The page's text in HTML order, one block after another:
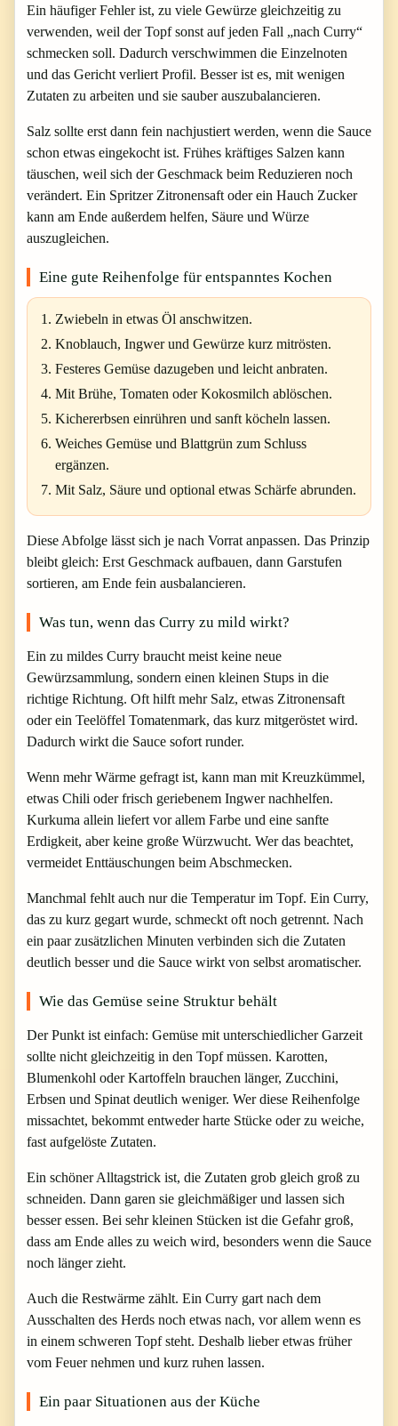
Ein häufiger Fehler ist, zu viele Gewürze gleichzeitig zu
verwenden, weil der Topf sonst auf jeden Fall „nach Curry“
schmecken soll. Dadurch verschwimmen die Einzelnoten
und das Gericht verliert Profil. Besser ist es, mit wenigen
Zutaten zu arbeiten und sie sauber auszubalancieren.
Salz sollte erst dann fein nachjustiert werden, wenn die Sauce
schon etwas eingekocht ist. Frühes kräftiges Salzen kann
täuschen, weil sich der Geschmack beim Reduzieren noch
verändert. Ein Spritzer Zitronensaft oder ein Hauch Zucker
kann am Ende außerdem helfen, Säure und Würze
auszugleichen.
Eine gute Reihenfolge für entspanntes Kochen
Zwiebeln in etwas Öl anschwitzen.
Knoblauch, Ingwer und Gewürze kurz mitrösten.
Festeres Gemüse dazugeben und leicht anbraten.
Mit Brühe, Tomaten oder Kokosmilch ablöschen.
Kichererbsen einrühren und sanft köcheln lassen.
Weiches Gemüse und Blattgrün zum Schluss
ergänzen.
Mit Salz, Säure und optional etwas Schärfe abrunden.
Diese Abfolge lässt sich je nach Vorrat anpassen. Das Prinzip
bleibt gleich: Erst Geschmack aufbauen, dann Garstufen
sortieren, am Ende fein ausbalancieren.
Was tun, wenn das Curry zu mild wirkt?
Ein zu mildes Curry braucht meist keine neue
Gewürzsammlung, sondern einen kleinen Stups in die
richtige Richtung. Oft hilft mehr Salz, etwas Zitronensaft
oder ein Teelöffel Tomatenmark, das kurz mitgeröstet wird.
Dadurch wirkt die Sauce sofort runder.
Wenn mehr Wärme gefragt ist, kann man mit Kreuzkümmel,
etwas Chili oder frisch geriebenem Ingwer nachhelfen.
Kurkuma allein liefert vor allem Farbe und eine sanfte
Erdigkeit, aber keine große Würzwucht. Wer das beachtet,
vermeidet Enttäuschungen beim Abschmecken.
Manchmal fehlt auch nur die Temperatur im Topf. Ein Curry,
das zu kurz gegart wurde, schmeckt oft noch getrennt. Nach
ein paar zusätzlichen Minuten verbinden sich die Zutaten
deutlich besser und die Sauce wirkt von selbst aromatischer.
Wie das Gemüse seine Struktur behält
Der Punkt ist einfach: Gemüse mit unterschiedlicher Garzeit
sollte nicht gleichzeitig in den Topf müssen. Karotten,
Blumenkohl oder Kartoffeln brauchen länger, Zucchini,
Erbsen und Spinat deutlich weniger. Wer diese Reihenfolge
missachtet, bekommt entweder harte Stücke oder zu weiche,
fast aufgelöste Zutaten.
Ein schöner Alltagstrick ist, die Zutaten grob gleich groß zu
schneiden. Dann garen sie gleichmäßiger und lassen sich
besser essen. Bei sehr kleinen Stücken ist die Gefahr groß,
dass am Ende alles zu weich wird, besonders wenn die Sauce
noch länger zieht.
Auch die Restwärme zählt. Ein Curry gart nach dem
Ausschalten des Herds noch etwas nach, vor allem wenn es
in einem schweren Topf steht. Deshalb lieber etwas früher
vom Feuer nehmen und kurz ruhen lassen.
Ein paar Situationen aus der Küche